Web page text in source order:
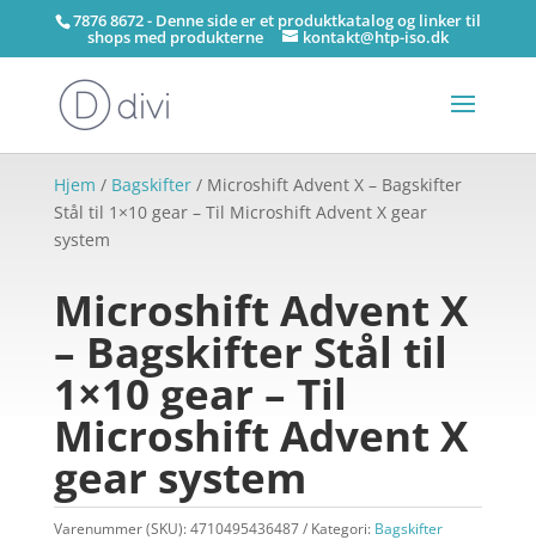
7876 8672 - Denne side er et produktkatalog og linker til
shops med produkterne kontakt@htp-iso.dk
Hjem / Bagskifter/ Microshift Advent X – Bagskifter
Stål til 1×10 gear – Til Microshift Advent X gear
system
Microshift Advent X
– Bagskifter Stål til
1×10 gear – Til
Microshift Advent X
gear system
Varenummer (SKU):4710495436487 Kategori: Bagskifter